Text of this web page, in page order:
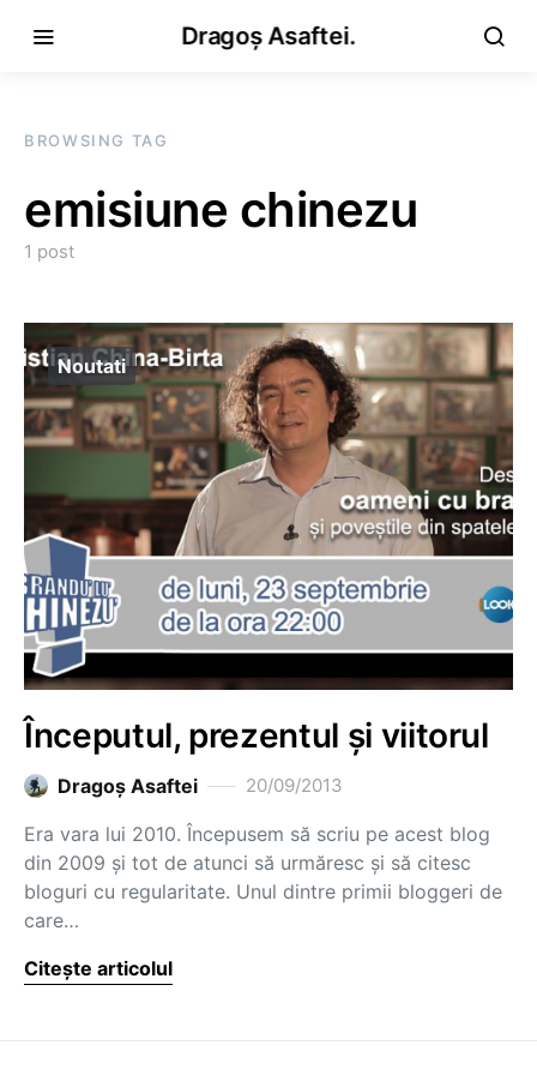
Dragoș Asaftei.
BROWSING TAG
emisiune chinezu
1 post
Noutati
Începutul, prezentul și viitorul
Dragoş Asaftei 20/09/2013
Era vara lui 2010. Începusem să scriu pe acest blog
din 2009 și tot de atunci să urmăresc și să citesc
bloguri cu regularitate. Unul dintre primii bloggeri de
care…
Citește articolul